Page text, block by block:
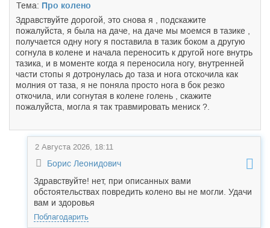
Тема: Про колено
Здравствуйте дорогой, это снова я , подскажите
пожалуйста, я была на даче, на даче мы моемся в тазике ,
получается одну ногу я поставила в тазик боком а другую
согнула в колене и начала переносить к другой ноге внутрь
тазика, и в моменте когда я переносила ногу, внутренней
части стопы я дотронулась до таза и нога отскочила как
молния от таза, я не поняла просто нога в бок резко
откочила, или согнутая в колене голень , скажите
пожалуйста, могла я так травмировать мениск ?.
2 Августа 2026, 18:11
Борис Леонидович
Здравствуйте! нет, при описанных вами
обстоятельствах повредить колено вы не могли. Удачи
вам и здоровья
Поблагодарить